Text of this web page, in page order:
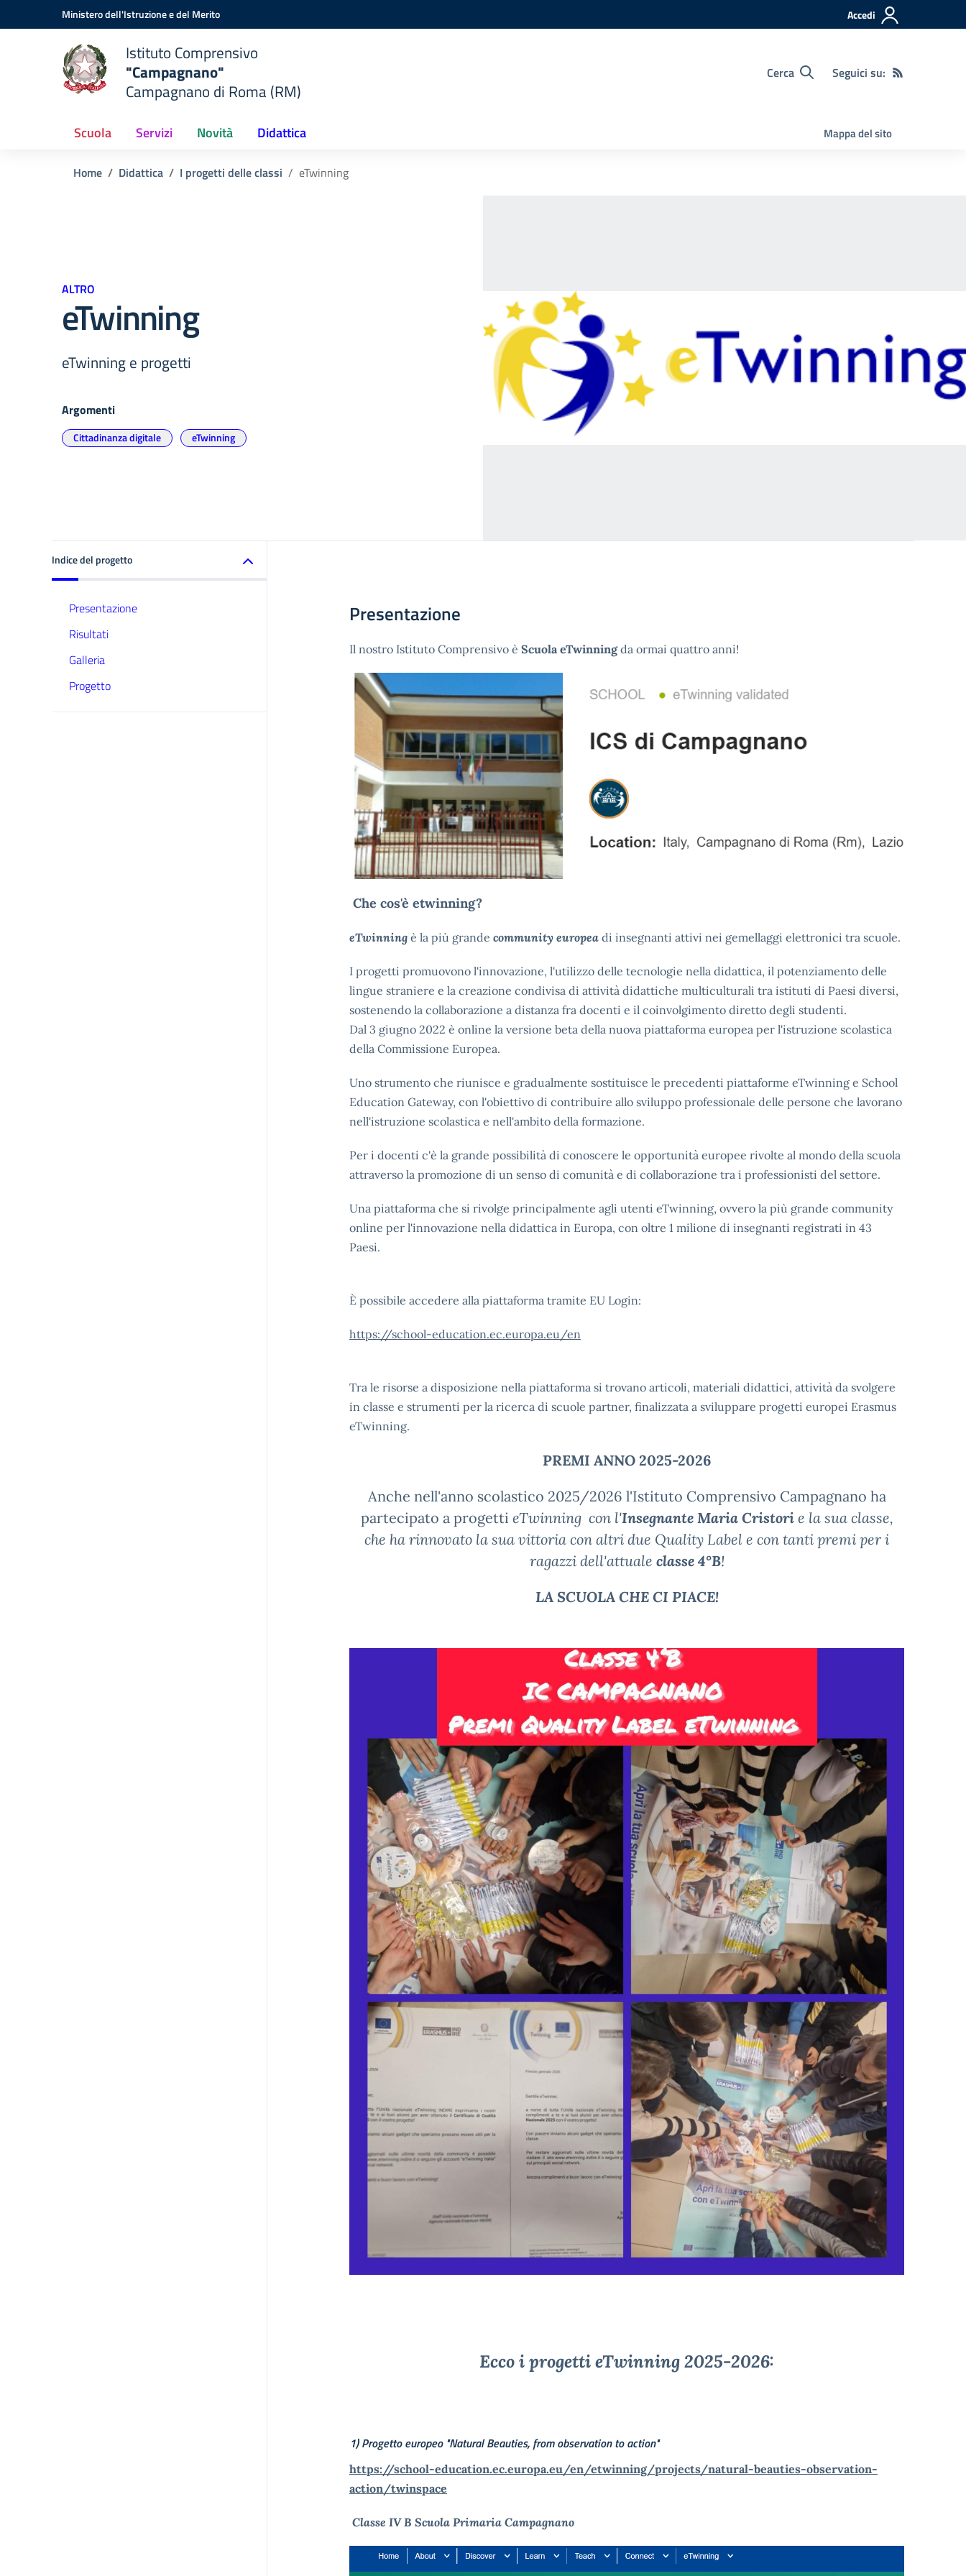
Vai ai contenuti
Vai al menu di navigazioneMinistero dell'Istruzione e del Merito Accedi
Istituto Comprensivo
"Campagnano"
Campagnano di Roma (RM)
Cerca Seguici su:
Scuola Servizi Novità Didattica Mappa del sito
Home Didattica I progetti delle classi eTwinning
ALTRO
eTwinning
eTwinning e progetti
Argomenti
Cittadinanza digitale eTwinning
Indice del progetto
Presentazione
Risultati
Galleria
Progetto
Presentazione
Il nostro Istituto Comprensivo è Scuola eTwinningda ormai quattro anni!
Che cos'è etwinning?
eTwinning è la più grande community europea di insegnanti attivi nei gemellaggi elettronici tra scuole.
I progetti promuovono l'innovazione, l'utilizzo delle tecnologie nella didattica, il potenziamento delle
lingue straniere e la creazione condivisa di attività didattiche multiculturali tra istituti di Paesi diversi,
sostenendo la collaborazione a distanza fra docenti e il coinvolgimento diretto degli studenti.
Dal 3 giugno 2022 è online la versione beta della nuova piattaforma europea per l'istruzione scolastica
della Commissione Europea.
Uno strumento che riunisce e gradualmente sostituisce le precedenti piattaforme eTwinning e School
Education Gateway, con l'obiettivo di contribuire allo sviluppo professionale delle persone che lavorano
nell'istruzione scolastica e nell'ambito della formazione.
Per i docenti c'è la grande possibilità di conoscere le opportunità europee rivolte al mondo della scuola
attraverso la promozione di un senso di comunità e di collaborazione tra i professionisti del settore.
Una piattaforma che si rivolge principalmente agli utenti eTwinning, ovvero la più grande community
online per l'innovazione nella didattica in Europa, con oltre 1 milione di insegnanti registrati in 43
Paesi.
È possibile accedere alla piattaforma tramite EU Login:
https://school-education.ec.europa.eu/en
Tra le risorse a disposizione nella piattaforma si trovano articoli, materiali didattici, attività da svolgere
in classe e strumenti per la ricerca di scuole partner, finalizzata a sviluppare progetti europei Erasmus
eTwinning.
PREMI ANNO 2025-2026
Anche nell'anno scolastico 2025/2026 l'Istituto Comprensivo Campagnano ha
partecipato a progetti eTwinning con l'Insegnante Maria Cristorie la sua classe,
che ha rinnovato la sua vittoria con altri due Quality Label e con tanti premi per i
ragazzi dell'attuale classe 4°B!
LA SCUOLA CHE CI PIACE!
Ecco i progetti eTwinning 2025-2026:
1) Progetto europeo "Natural Beauties, from observation to action"
https://school-education.ec.europa.eu/en/etwinning/projects/natural-beauties-observation-
action/twinspace
Classe IV B Scuola Primaria Campagnano